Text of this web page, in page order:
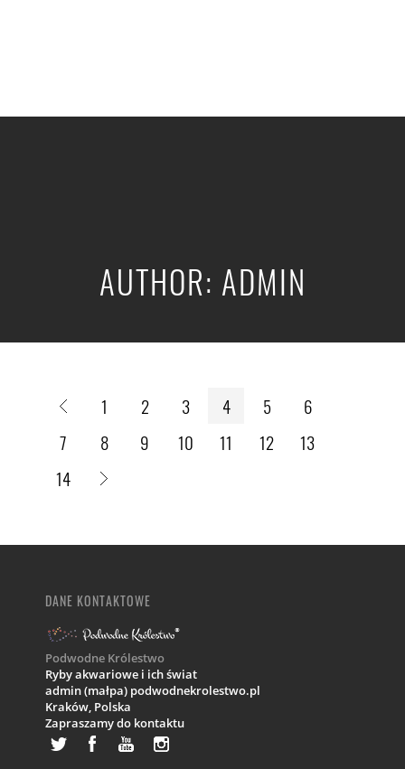
AUTHOR: ADMIN
1 2 3 4 5
6
7
8 9 10 11 12
13
14
DANE KONTAKTOWE
Podwodne Królestwo
Ryby akwariowe i ich świat
admin (małpa) podwodnekrolestwo.pl
Kraków, Polska
Zapraszamy do kontaktu